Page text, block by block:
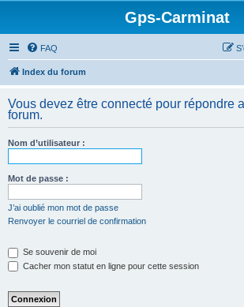
Gps-Carminat
FAQ
Index du forum
Vous devez être connecté pour répondre
forum.
Nom d’utilisateur :
Mot de passe :
J’ai oublié mon mot de passe
Renvoyer le courriel de confirmation
Se souvenir de moi
Cacher mon statut en ligne pour cette session